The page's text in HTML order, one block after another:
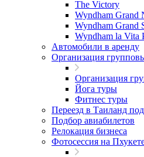
The Victory
Wyndham Grand
Wyndham Grand
Wyndham la Vita
Автомобили в аренду
Организация
Организация
Йога туры
Фитнес туры
Переезд в Таиланд
Подбор авиабилетов
Релокация бизнеса
Фотоcессия на